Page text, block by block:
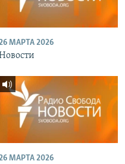
МАРТА 2026
МАРТА 2026